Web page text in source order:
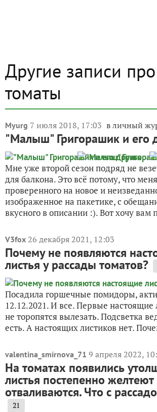
Другие записи про
томаты
Myurg 7 июля 2018, 17:03 в личный
"Малыш" Григорашик и его
Мне уже второй сезон подряд не
для балкона. Это всё потому, что
проверенного на новое и
изображенное на пакетике, с
вкусного в описании :). Вот хочу вам
V3fox 26 декабря 2021, 12:03
Почему не появляются
листья у рассады томатов?
Посадила горшечные помидоры,
12.12.2021. И все. Первые настоящие
не торопятся вылезать. Подсветка
есть. А настоящих листиков нет.
valentina_smirnova_71 9 апреля 2022,
На томатах появились
листья постепенно желтеют
отваливаются. Что с
21